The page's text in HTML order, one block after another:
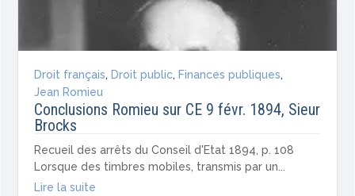
Droit français, Droit public, Finances publiques,
Jean Romieu
Conclusions Romieu sur CE 9 févr. 1894, Sieur
Brocks
Recueil des arrêts du Conseil d'Etat 1894, p. 108
Lorsque des timbres mobiles, transmis par un...
Lire la suite